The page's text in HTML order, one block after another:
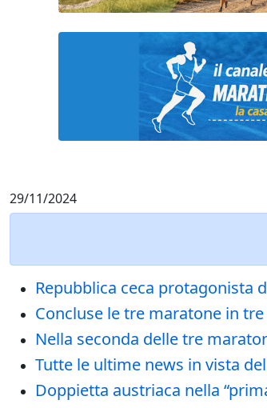
29/11/2024
Repubblica ceca protagonista
Concluse le tre maratone in
Nella seconda delle tre
Tutte le ultime news in vista
Doppietta austriaca nella